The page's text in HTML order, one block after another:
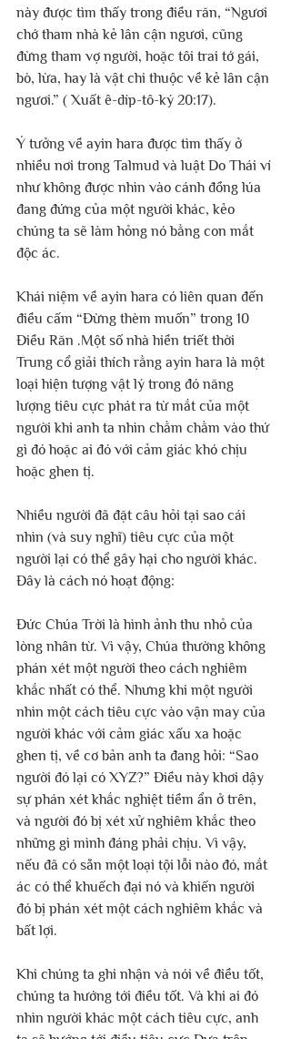
này được tìm thấy trong điều răn, “Ngươi
chớ tham nhà kẻ lân cận ngươi, cũng
đừng tham vợ người, hoặc tôi trai tớ gái,
bò, lừa, hay là vật chi thuộc về kẻ lân cận
ngươi.” ( Xuất ê-díp-tô-ký 20:17).
Ý tưởng về ayin hara được tìm thấy ở
nhiều nơi trong Talmud và luật Do Thái ví
như không được nhìn vào cánh đồng lúa
đang đứng của một người khác, kẻo
chúng ta sẽ làm hỏng nó bằng con mắt
độc ác.
Khái niệm về ayin hara có liên quan đến
điều cấm “Đừng thèm muốn” trong 10
Điều Răn .Một số nhà hiền triết thời
Trung cổ giải thích rằng ayin hara là một
loại hiện tượng vật lý trong đó năng
lượng tiêu cực phát ra từ mắt của một
người khi anh ta nhìn chằm chằm vào thứ
gì đó hoặc ai đó với cảm giác khó chịu
hoặc ghen tị.
Nhiều người đã đặt câu hỏi tại sao cái
nhìn (và suy nghĩ) tiêu cực của một
người lại có thể gây hại cho người khác.
Đây là cách nó hoạt động:
Đức Chúa Trời là hình ảnh thu nhỏ của
lòng nhân từ. Vì vậy, Chúa thường không
phán xét một người theo cách nghiêm
khắc nhất có thể. Nhưng khi một người
nhìn một cách tiêu cực vào vận may của
người khác với cảm giác xấu xa hoặc
ghen tị, về cơ bản anh ta đang hỏi: “Sao
người đó lại có XYZ?” Điều này khơi dậy
sự phán xét khắc nghiệt tiềm ẩn ở trên,
và người đó bị xét xử nghiêm khắc theo
những gì mình đáng phải chịu. Vì vậy,
nếu đã có sẵn một loại tội lỗi nào đó, mắt
ác có thể khuếch đại nó và khiến người
đó bị phán xét một cách nghiêm khắc và
bất lợi.
Khi chúng ta ghi nhận và nói về điều tốt,
chúng ta hướng tới điều tốt. Và khi ai đó
nhìn người khác một cách tiêu cực, anh